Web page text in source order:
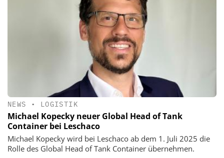
NEWS • LOGISTIK
Michael Kopecky neuer Global Head of Tank
Container bei Leschaco
Michael Kopecky wird bei Leschaco ab dem 1. Juli 2025 die
Rolle des Global Head of Tank Container übernehmen.